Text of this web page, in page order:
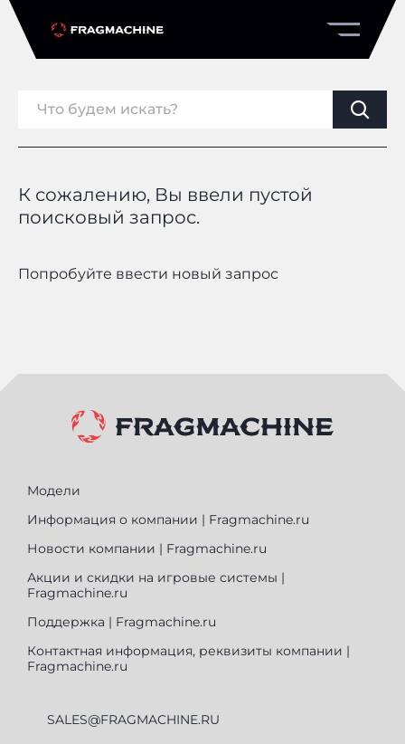
К сожалению, Вы ввели пустой
поисковый запрос.
Попробуйте ввести новый запрос
Модели
Информация о компании | Fragmachine.ru
Новости компании | Fragmachine.ru
Акции и скидки на игровые системы |
Fragmachine.ru
Поддержка | Fragmachine.ru
Контактная информация, реквизиты компании |
Fragmachine.ru
SALES@FRAGMACHINE.RU